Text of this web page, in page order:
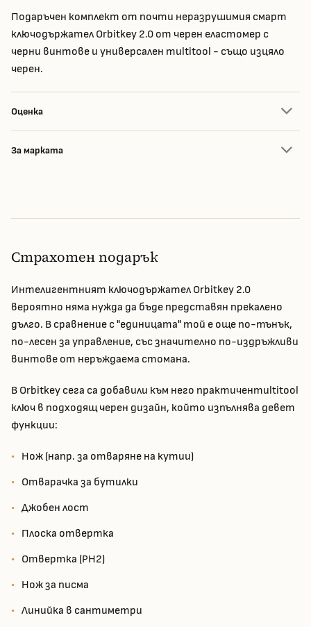
Подаръчен комплект от почти неразрушимия смарт
ключодържател Orbitkey 2.0 от черен еластомер с
черни винтове и универсален multitool - също изцяло
черен.
Оценка
За марката
Страхотен подарък
Интелигентният ключодържател Orbitkey 2.0
вероятно няма нужда да бъде представян прекалено
дълго. В сравнение с "единицата" той е още по-тънък,
по-лесен за управление, със значително по-издръжливи
винтове от неръждаема стомана.
В Orbitkey сега са добавили към него практиченmultitool
ключ в подходящ черен дизайн, който изпълнява девет
функции:
Нож (напр. за отваряне на кутии)
Отварачка за бутилки
Джобен лост
Плоска отвертка
Отвертка (PH2)
Нож за писма
Линийка в сантиметри